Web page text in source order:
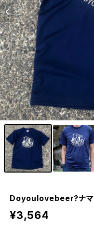
Doyoulovebeer?ナマ
¥3,564